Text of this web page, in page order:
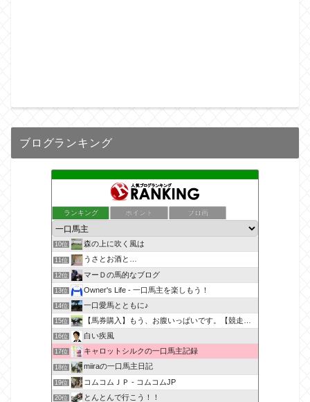
ブログランキング
ランキング ポイント ブロ画
10位 森の上に吹く風は
11位 うさとお酒と…
12位 マーＤの馬的なブログ
13位 Owner's Life - 一口馬主を楽しもう！
14位 一口愛馬とともに♪
15位 【馬券購入】もう、お腹いっぱいです。【競走馬出資】
16位 白い疾風
17位 キャロットシルクの一口馬主記録
18位 miiraの一口馬主日記
19位 コムコムＪＰ - コムコムJP
20位 とんとんで行こう！！